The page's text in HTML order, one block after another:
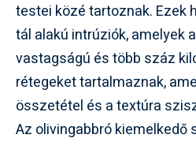
testei közé tartoznak. Ezek
tál alakú intrúziók, amelyek
vastagságú és több száz
rétegeket tartalmaznak,
összetétel és a textúra
Az olivingabbró